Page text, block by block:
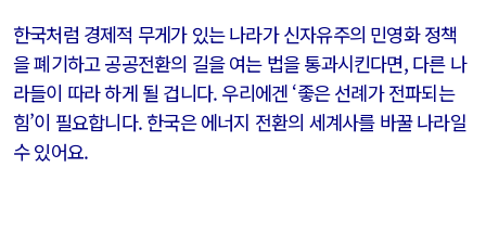
한국처럼 경제적 무게가 있는 나라가 신자유주의 민영화 정책
을 폐기하고 공공전환의 길을 여는 법을 통과시킨다면, 다른 나
라들이 따라 하게 될 겁니다. 우리에겐 ‘좋은 선례가 전파되는
힘’이 필요합니다. 한국은 에너지 전환의 세계사를 바꿀 나라일
수 있어요.